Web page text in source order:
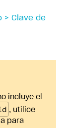
> Clave de
incluye el
, utilice
para